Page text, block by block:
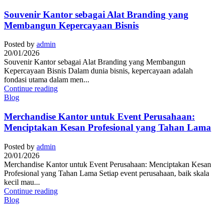
Souvenir Kantor sebagai Alat Branding yang
Membangun Kepercayaan Bisnis
Posted by admin
20/01/2026
Souvenir Kantor sebagai Alat Branding yang Membangun
Kepercayaan Bisnis Dalam dunia bisnis, kepercayaan adalah
fondasi utama dalam men...
Continue reading
Blog
Merchandise Kantor untuk Event Perusahaan:
Menciptakan Kesan Profesional yang Tahan Lama
Posted by admin
20/01/2026
Merchandise Kantor untuk Event Perusahaan: Menciptakan Kesan
Profesional yang Tahan Lama Setiap event perusahaan, baik skala
kecil mau...
Continue reading
Blog